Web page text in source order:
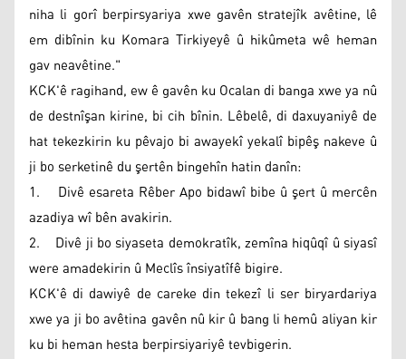
niha li gorî berpirsyariya xwe gavên stratejîk avêtine, lê
em dibînin ku Komara Tirkiyeyê û hikûmeta wê heman
gav neavêtine."
KCK'ê ragihand, ew ê gavên ku Ocalan di banga xwe ya nû
de destnîşan kirine, bi cih bînin. Lêbelê, di daxuyaniyê de
hat tekezkirin ku pêvajo bi awayekî yekalî bipêş nakeve û
ji bo serketinê du şertên bingehîn hatin danîn:
1. Divê esareta Rêber Apo bidawî bibe û şert û mercên
azadiya wî bên avakirin.
2. Divê ji bo siyaseta demokratîk, zemîna hiqûqî û siyasî
were amadekirin û Meclîs însiyatîfê bigire.
KCK'ê di dawiyê de careke din tekezî li ser biryardariya
xwe ya ji bo avêtina gavên nû kir û bang li hemû aliyan kir
ku bi heman hesta berpirsiyariyê tevbigerin.